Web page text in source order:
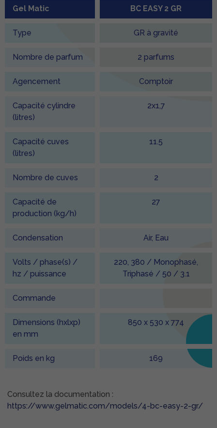
Gel Matic BC EASY 2 GR
Type GR à gravité
Nombre de parfum 2 parfums
Agencement Comptoir
Capacité cylindre
(litres)
2x1,7
Capacité cuves
(litres)
11.5
Nombre de cuves 2
Capacité de
production (kg/h)
27
Condensation Air, Eau
Volts / phase(s) /
hz / puissance
220, 380 / Monophasé,
Triphasé / 50 / 3.1
Commande
Dimensions (hxlxp)
en mm
850 x 530 x 774
Poids en kg 169
Consultez la documentation :
https://www.gelmatic.com/models/4-bc-easy-2-gr/